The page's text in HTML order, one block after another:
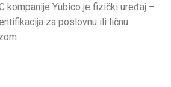
kompanije Yubico je fizički uređaj –
za poslovnu ili ličnu